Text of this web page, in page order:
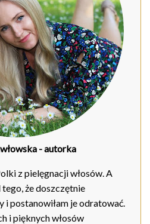
- autorka
z pielęgnacji włosów. A
że doszczętnie
i postanowiłam je odratować.
i pięknych włosów